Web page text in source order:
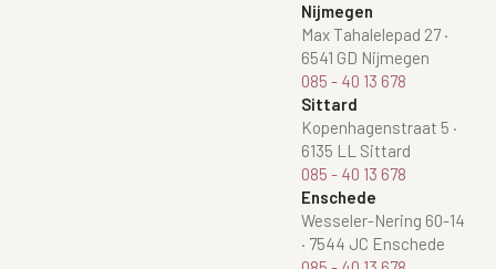
Nijmegen
Max Tahalelepad 27·
6541 GD Nijmegen
085 - 40 13 678
Sittard
Kopenhagenstraat 5 ·
6135 LL Sittard
085 - 40 13 678
Enschede
Wesseler-Nering 60-14
· 7544 JC Enschede